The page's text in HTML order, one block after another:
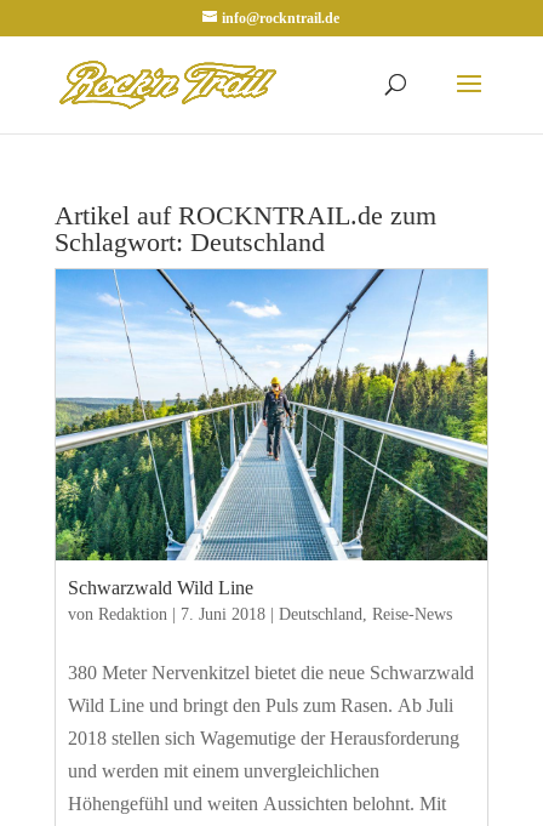
info@rockntrail.de
Artikel auf ROCKNTRAIL.de zum
Schlagwort: Deutschland
Schwarzwald Wild Line
von Redaktion| 7. Juni 2018| Deutschland, Reise-News
380 Meter Nervenkitzel bietet die neue Schwarzwald
Wild Line und bringt den Puls zum Rasen. Ab Juli
2018 stellen sich Wagemutige der Herausforderung
und werden mit einem unvergleichlichen
Höhengefühl und weiten Aussichten belohnt. Mit